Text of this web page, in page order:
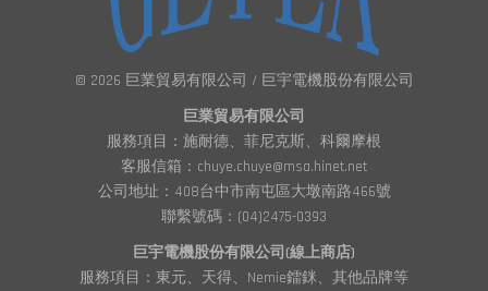
© 2026 巨業貿易有限公司 / 巨宇電機股份有限公司
巨業貿易有限公司
服務項目：施耐德、菲尼克斯、科爾摩根
客服信箱：chuye.chuye@msa.hinet.net
公司地址：408台中市南屯區大墩南路466號
聯繫號碼：(04)2475-0393
巨宇電機股份有限公司(線上商店)
服務項目：東元、天得、Nemie鐳銤、其他品牌等